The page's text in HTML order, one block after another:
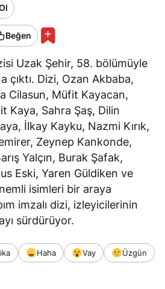
Beğen
Uzak Şehir, 58. bölümüyle
çıktı. Dizi, Ozan Akbaba,
Cilasun, Müfit Kayacan,
Kaya, Sahra Şaş, Dilin
İlkay Kayku, Nazmi Kırık,
Zeynep Kankonde,
Yalçın, Burak Şafak,
Eski, Yaren Güldiken ve
isimleri bir araya
imzalı dizi, izleyicilerinin
sürdürüyor.
Haha Vay
Üzgün